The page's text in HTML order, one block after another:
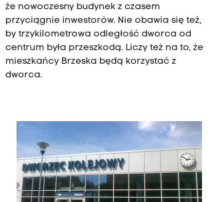
że nowoczesny budynek z czasem
przyciągnie inwestorów. Nie obawia się też,
by trzykilometrowa odległość dworca od
centrum była przeszkodą. Liczy też na to, że
mieszkańcy Brzeska będą korzystać z
dworca.